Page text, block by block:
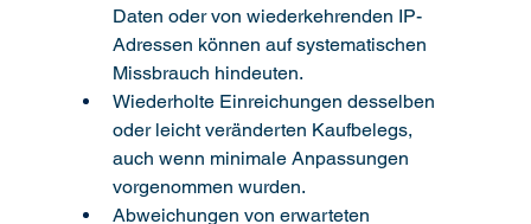
Daten oder von wiederkehrenden IP-
Adressen können auf systematischen
Missbrauch hindeuten.
Wiederholte Einreichungen desselben
oder leicht veränderten Kaufbelegs,
auch wenn minimale Anpassungen
vorgenommen wurden.
Abweichungen von erwarteten